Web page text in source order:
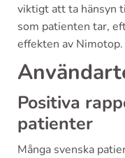
viktigt att ta hänsyn
som patienten tar,
effekten av Nimotop.
Positiva
patienter
Många svenska